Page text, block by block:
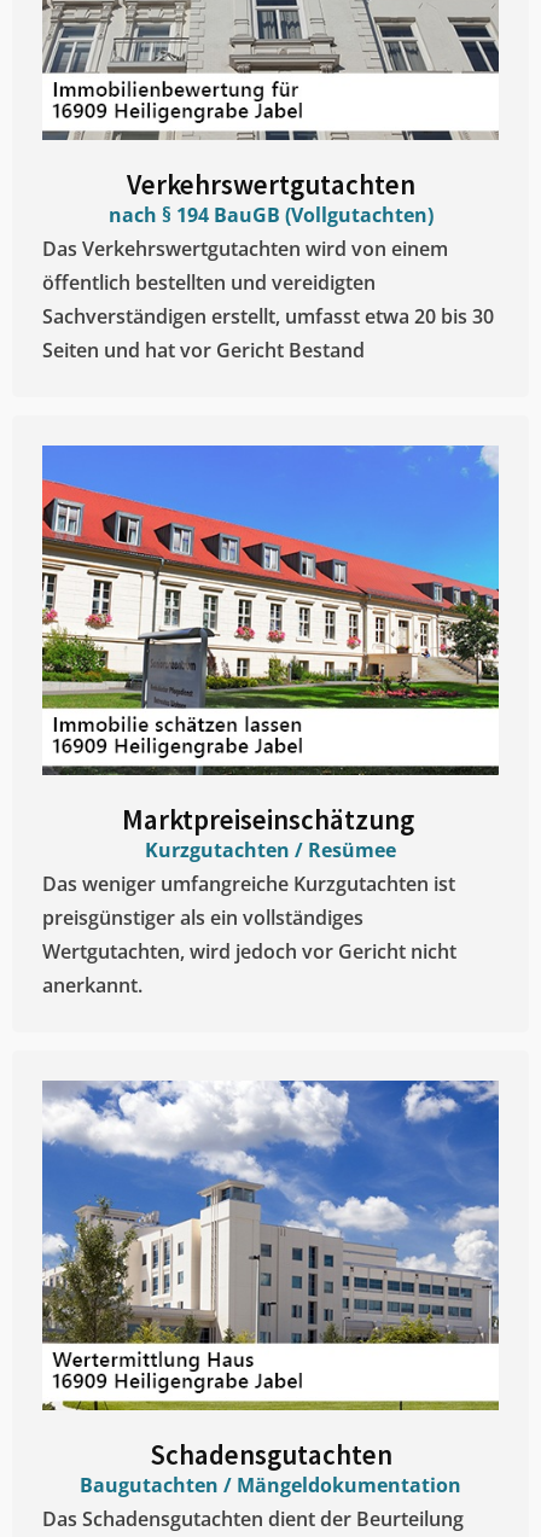
Verkehrswertgutachten
nach § 194 BauGB (Vollgutachten)
Das Verkehrswertgutachten wird von einem
öffentlich bestellten und vereidigten
Sachverständigen erstellt, umfasst etwa 20 bis 30
Seiten und hat vor Gericht Bestand
Marktpreiseinschätzung ​
Kurzgutachten / Resümee
Das weniger umfangreiche Kurzgutachten ist
preisgünstiger als ein vollständiges
Wertgutachten, wird jedoch vor Gericht nicht
anerkannt.
Schadensgutachten
Baugutachten / Mängeldokumentation
Das Schadensgutachten dient der Beurteilung